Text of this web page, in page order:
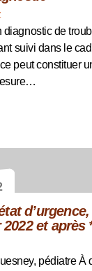
diagnostic de
suivi dans le
peut constituer
et après
pédiatre À